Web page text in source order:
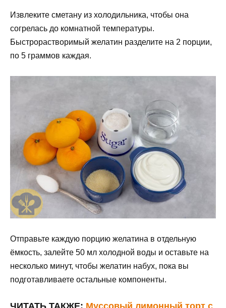
Извлеките сметану из холодильника, чтобы она
согрелась до комнатной температуры.
Быстрорастворимый желатин разделите на 2 порции,
по 5 граммов каждая.
Отправьте каждую порцию желатина в отдельную
ёмкость, залейте 50 мл холодной воды и оставьте на
несколько минут, чтобы желатин набух, пока вы
подготавливаете остальные компоненты.